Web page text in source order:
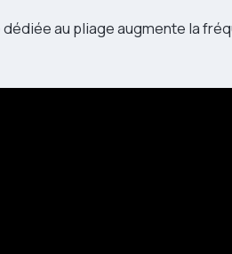
dédiée au pliage augmente la